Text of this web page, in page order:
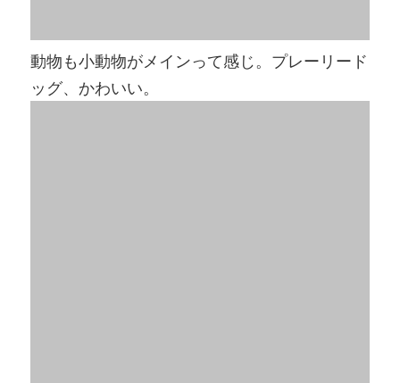
動物も小動物がメインって感じ。プレーリード
ッグ、かわいい。